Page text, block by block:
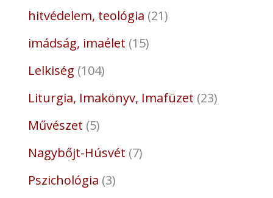
hitvédelem, teológia 21
imádság, imaélet 15
Lelkiség 104
Liturgia, Imakönyv, Imafüzet 23
Művészet 5
Nagybőjt-Húsvét 7
Pszichológia 3